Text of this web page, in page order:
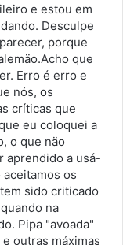
e estou em
Desculpe
porque
que
Erro é erro e
nós, os
críticas que
eu coloquei a
o que näo
aprendido a usá-
aceitamos os
sido criticado
na
Pipa "avoada"
outras máximas